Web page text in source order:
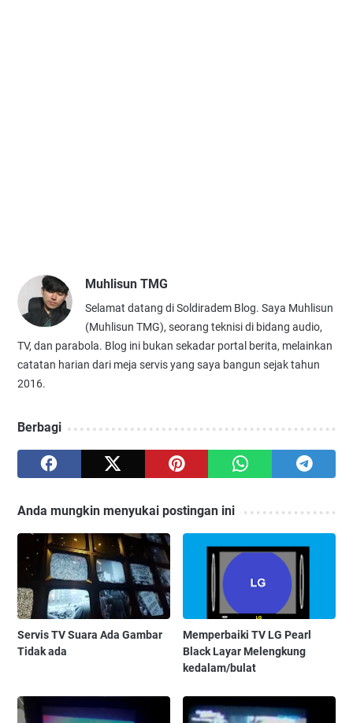
Muhlisun TMG
Selamat datang di Soldiradem Blog. Saya Muhlisun
(Muhlisun TMG), seorang teknisi di bidang audio,
TV, dan parabola. Blog ini bukan sekadar portal berita, melainkan
catatan harian dari meja servis yang saya bangun sejak tahun
2016.
Berbagi
Anda mungkin menyukai postingan ini
Servis TV Suara Ada Gambar
Tidak ada
Memperbaiki TV LG Pearl
Black Layar Melengkung
kedalam/bulat